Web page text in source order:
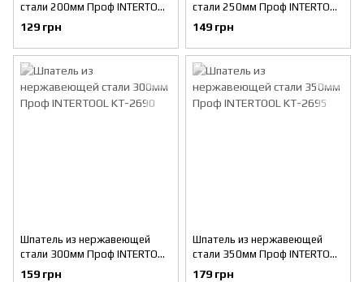
стали 200мм Проф INTERTOOL
KT-2680
129 грн
стали 250мм Проф INTERTOOL
KT-2685
149 грн
Шпатель из нержавеющей
стали 300мм Проф INTERTOOL
KT-2690
159 грн
Шпатель из нержавеющей
стали 350мм Проф INTERTOOL
KT-2695
179 грн